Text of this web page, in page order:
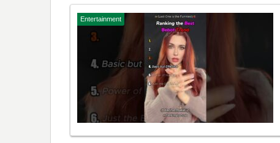
Entertainment